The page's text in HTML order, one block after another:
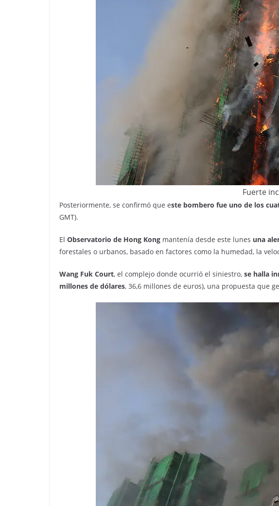
Fuerte
Posteriormente, se confirmó que este bombero fue uno de los
GMT).
El Observatorio de Hong Kong mantenía desde este lunes una
forestales o urbanos, basado en factores como la humedad, la
Wang Fuk Court, el complejo donde ocurrió el siniestro, se halla
millones de dólares, 36,6 millones de euros), una propuesta que